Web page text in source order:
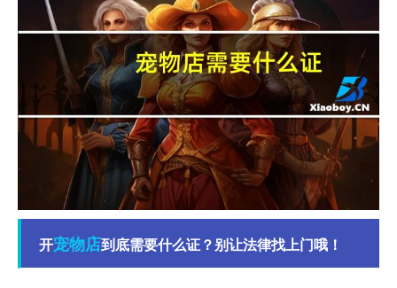
开宠物店到底需要什么证？别让法律找上门哦！